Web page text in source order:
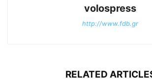
volospress
http://www.fdb.gr
RELATED